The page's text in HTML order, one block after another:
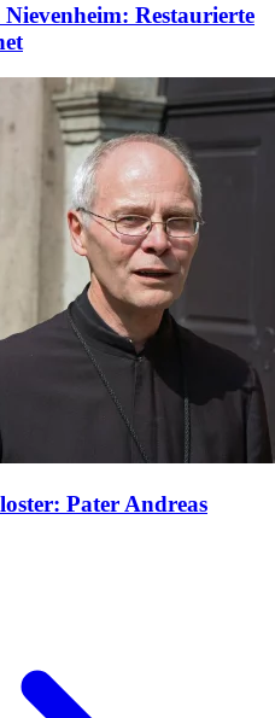
Restaurierte
Pater Andreas